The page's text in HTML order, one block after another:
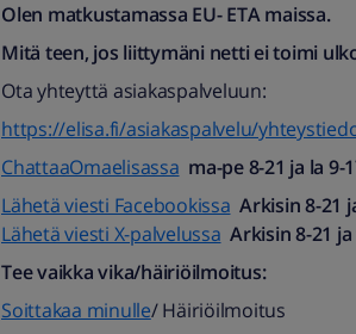
Olen matkustamassa EU- ETA maissa.
Mitä teen, jos liittymäni netti ei toimi
Ota yhteyttä asiakaspalveluun:
https://elisa.fi/asiakaspalvelu/
ChattaaOmaelisassa ma-pe 8-21 ja la 9-
Lähetä viesti Facebookissa Arkisin 8-21
Lähetä viesti X-palvelussa Arkisin 8-21
Tee vaikka vika/häiriöilmoitus:
Soittakaa minulle/ Häiriöilmoitus